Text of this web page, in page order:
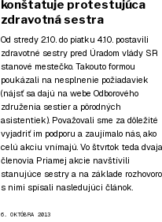
konštatuje protestujúca
zdravotná sestra
Od stredy 2.10. do piatku 4.10. postavili
zdravotné sestry pred Úradom vlády SR
stanové mestečko. Takouto formou
poukázali na nesplnenie požiadaviek
(nájsť sa dajú na webe Odborového
združenia sestier a pôrodných
asistentiek). Považovali sme za dôležité
vyjadriť im podporu a zaujímalo nás, ako
celú akciu vnímajú. Vo štvrtok teda dvaja
členovia Priamej akcie navštívili
stanujúce sestry a na základe
s nimi spísali nasledujúci článok.
6. OKTÓBRA 2013